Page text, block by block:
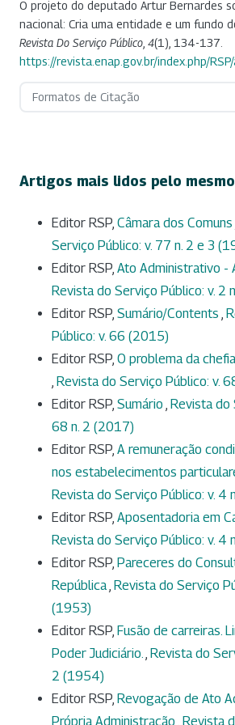
O projeto do deputado Artur Bernardes
nacional: Cria uma entidade e um fundo
Revista Do Serviço Público 4(1), 134-137.
https://revista.enap.gov.br/index.php/
Formatos de Citação
Artigos mais lidos pelo
Editor RSP, Câmara dos Comuns
Serviço Público: v. 77 n. 2 e 3
Editor RSP, Ato Administrativo -
Revista do Serviço Público: v. 2
Editor RSP, Sumário/Contents ,
Público: v. 66 (2015)
Editor RSP, O problema da
, Revista do Serviço Público: v.
Editor RSP, Sumário , Revista do
68 n. 2 (2017)
Editor RSP, A remuneração
nos estabelecimentos
Revista do Serviço Público: v. 4
Editor RSP, Aposentadoria em
Revista do Serviço Público: v. 4
Editor RSP, Pareceres do
República, Revista do Serviço
(1953)
Editor RSP, Fusão de carreiras.
Poder Judiciário., Revista do
2 (1954)
Editor RSP, Revogação de Ato
Própria Administração , Revista